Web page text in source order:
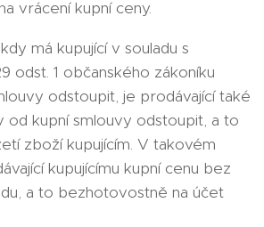
vrácení kupní ceny.
má kupující v souladu s
odst. 1 občanského zákoníku
odstoupit, je prodávající také
od kupní smlouvy odstoupit, a to
zboží kupujícím. V takovém
kupujícímu kupní cenu bez
a to bezhotovostně na účet